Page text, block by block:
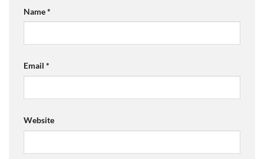
Name*
Email *
Website